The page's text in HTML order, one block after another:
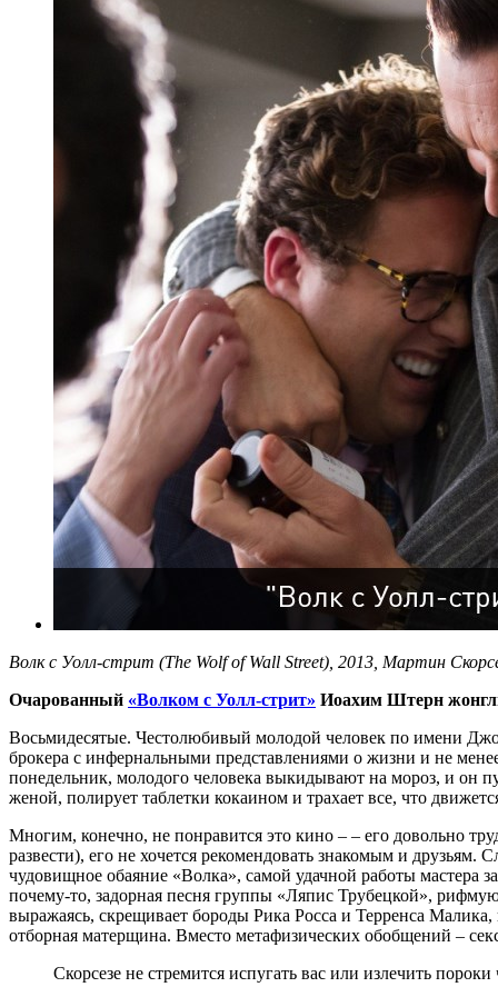
Волк с Уолл-стрит (The Wolf of Wall Street), 2013, Мартин
Очарованный «Волком с Уолл-стрит» Иоахим Штерн
Восьмидесятые. Честолюбивый молодой человек по имени
брокера с инфернальными представлениями о жизни и не
понедельник, молодого человека выкидывают на мороз, и он
женой, полирует таблетки кокаином и трахает все, что
Многим, конечно, не понравится это кино – – его довольно
развести), его не хочется рекомендовать знакомым и
чудовищное обаяние «Волка», самой удачной работы мастера
почему-то, задорная песня группы «Ляпис Трубецкой»,
выражаясь, скрещивает бороды Рика Росса и Терренса
отборная матерщина. Вместо метафизических обобщений –
Скорсезе не стремится испугать вас или излечить